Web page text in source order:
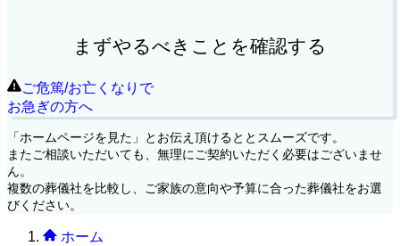
まずやるべきことを確認する
ご危篤/お亡くなりで
お急ぎの方へ
「ホームページを見た」とお伝え頂けるととスムーズです。
またご相談いただいても、無理にご契約いただく必要はございませ
ん。
複数の葬儀社を比較し、ご家族の意向や予算に合った葬儀社をお選
びください。
ホーム